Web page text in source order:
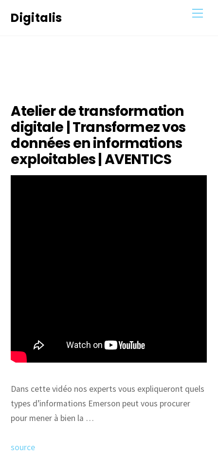
Digitalis
Atelier de transformation
digitale | Transformez vos
données en informations
exploitables | AVENTICS
Dans cette vidéo nos experts vous expliqueront quels
types d’informations Emerson peut vous procurer
pour mener à bien la …
source